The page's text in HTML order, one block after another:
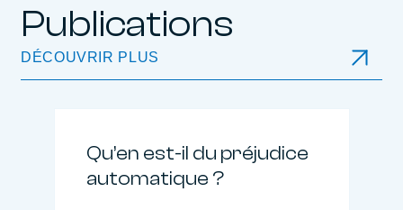
Publications
DÉCOUVRIR PLUS
Qu’en est-il du préjudice
automatique ?